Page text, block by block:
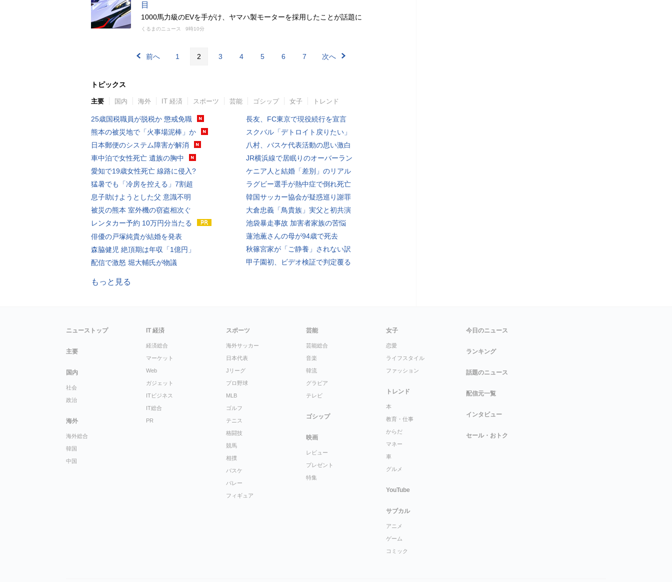
目
1000馬力級のEVを手がけ、ヤマハ製モーターを採用したことが話題に
くるまのニュース 9時10分
前へ 1 2 3 4 5 6 7 次へ
トピックス
主要 国内 海外 IT 経済 スポーツ 芸能 ゴシップ 女子 トレンド
25歳国税職員が脱税か 懲戒免職
熊本の被災地で「火事場泥棒」か
日本郵便のシステム障害が解消
車中泊で女性死亡 遺族の胸中
愛知で19歳女性死亡 線路に侵入?
猛暑でも「冷房を控える」7割超
息子助けようとした父 意識不明
被災の熊本 室外機の窃盗相次ぐ
レンタカー予約 10万円分当たる
俳優の戸塚純貴が結婚を発表
森脇健児 絶頂期は年収「1億円」
配信で激怒 堀大輔氏が物議
長友、FC東京で現役続行を宣言
スクバル「デトロイト戻りたい」
八村、バスケ代表活動の思い激白
JR横浜線で居眠りのオーバーラン
ケニア人と結婚「差別」のリアル
ラグビー選手が熱中症で倒れ死亡
韓国サッカー協会が疑惑巡り謝罪
大倉忠義「鳥貴族」実父と初共演
池袋暴走事故 加害者家族の苦悩
蓮池薫さんの母が94歳で死去
秋篠宮家が「ご静養」されない訳
甲子園初、ビデオ検証で判定覆る
もっと見る
ニューストップ
主要
国内
社会
政治
海外
海外総合
韓国
中国
IT 経済
経済総合
マーケット
Web
ガジェット
ITビジネス
IT総合
PR
スポーツ
海外サッカー
日本代表
Jリーグ
プロ野球
MLB
ゴルフ
テニス
格闘技
競馬
相撲
バスケ
バレー
フィギュア
芸能
芸能総合
音楽
韓流
グラビア
テレビ
ゴシップ
映画
レビュー
プレゼント
特集
女子
恋愛
ライフスタイル
ファッション
トレンド
本
教育・仕事
からだ
マネー
車
グルメ
YouTube
サブカル
アニメ
ゲーム
コミック
今日のニュース
ランキング
話題のニュース
配信元一覧
インタビュー
セール・おトク